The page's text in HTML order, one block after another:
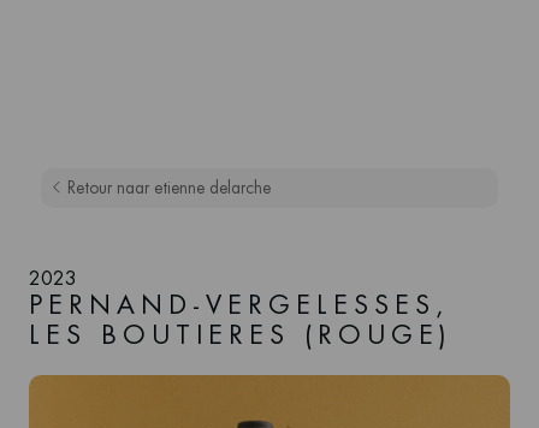
Retour naar etienne delarche
2023
PERNAND-VERGELESSES,
LES BOUTIERES (ROUGE)